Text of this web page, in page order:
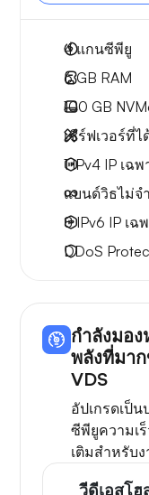
4แกนซีพียู
6 GB RAM
100 GB
เซิร์ฟเวอร์ที่
1 IPv4 IP เฉพ
แบนด์วิธไม่จ
8 IPv6 IP เฉ
DDoS
กำลังมอ
พลังที่มา
VDS
อัปเกรดเป็
ซีพียูความเ
เติมสำหรับ
วีดีเอสโฮ